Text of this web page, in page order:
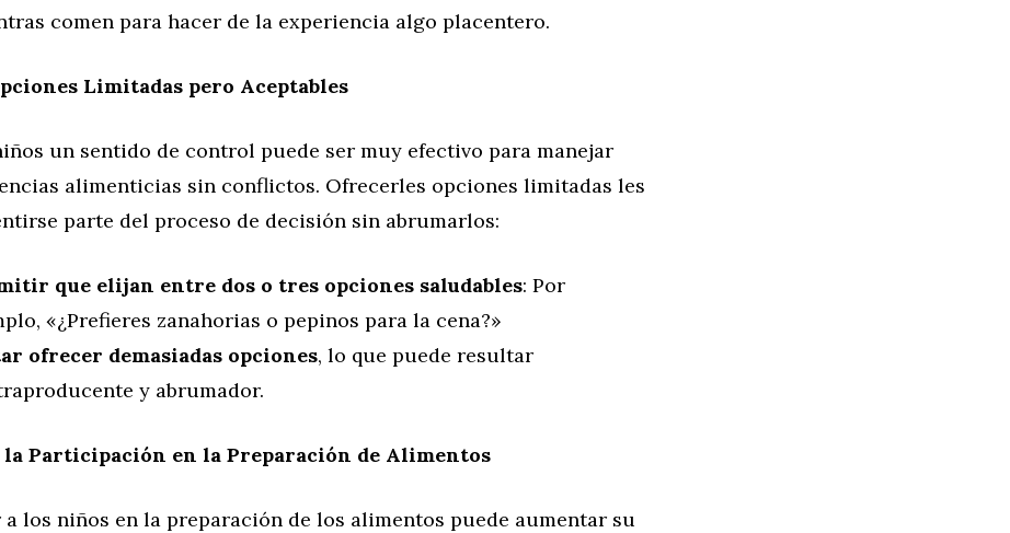
comen para hacer de la experiencia algo placentero.
Limitadas pero Aceptables
un sentido de control puede ser muy efectivo para manejar
alimenticias sin conflictos. Ofrecerles opciones limitadas les
parte del proceso de decisión sin abrumarlos:
que elijan entre dos o tres opciones saludables: Por
«¿Prefieres zanahorias o pepinos para la cena?»
ofrecer demasiadas opciones, lo que puede resultar
y abrumador.
la Participación en la Preparación de Alimentos
los niños en la preparación de los alimentos puede aumentar su